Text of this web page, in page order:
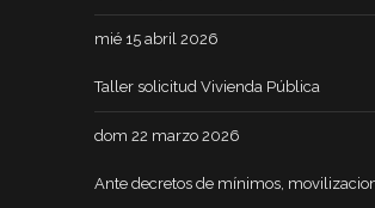
mié 15 abril 2026
Taller solicitud Vivienda Pública
dom 22 marzo 2026
Ante decretos de mínimos,